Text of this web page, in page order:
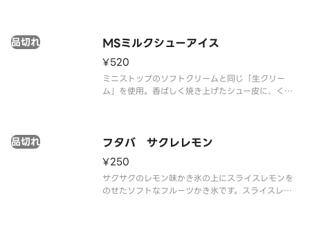
い。
MSミルクシューアイス
品切れ
¥520
ミニストップのソフトクリームと同じ「生クリー
ム」を使用。香ばしく焼き上げたシュー皮に、くち
フタバ サクレレモン
品切れ
¥250
サクサクのレモン味かき氷の上にスライスレモンを
のせたソフトなフルーツかき氷です。スライスレモ